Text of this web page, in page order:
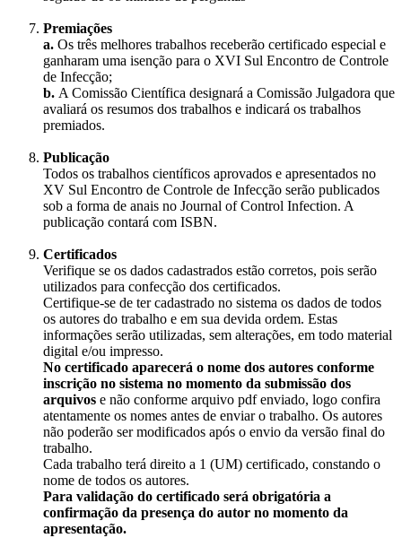
Premiações
a. Os três melhores trabalhos receberão certificado especial e
ganharam uma isenção para o XVI Sul Encontro de Controle
de Infecção;
b. A Comissão Científica designará a Comissão Julgadora que
avaliará os resumos dos trabalhos e indicará os trabalhos
premiados.
Publicação
Todos os trabalhos científicos aprovados e apresentados no
XV Sul Encontro de Controle de Infecção serão publicados
sob a forma de anais no Journal of Control Infection. A
publicação contará com ISBN.
Certificados
Verifique se os dados cadastrados estão corretos, pois serão
utilizados para confecção dos certificados.
Certifique-se de ter cadastrado no sistema os dados de todos
os autores do trabalho e em sua devida ordem. Estas
informações serão utilizadas, sem alterações, em todo material
digital e/ou impresso.
No certificado aparecerá o nome dos autores conforme
inscrição no sistema no momento da submissão dos
arquivos e não conforme arquivo pdf enviado, logo confira
atentamente os nomes antes de enviar o trabalho. Os autores
não poderão ser modificados após o envio da versão final do
trabalho.
Cada trabalho terá direito a 1 (UM) certificado, constando o
nome de todos os autores.
Para validação do certificado será obrigatória a
confirmação da presença do autor no momento da
apresentação.